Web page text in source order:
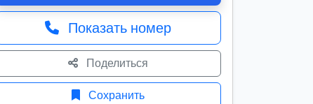
Показать номер
Поделиться
Сохранить